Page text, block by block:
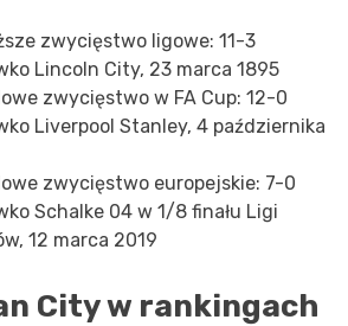
zwycięstwo ligowe: 11-3
Lincoln City, 23 marca 1895
zwycięstwo w FA Cup: 12-0
Liverpool Stanley, 4 października
zwycięstwo europejskie: 7-0
Schalke 04 w 1/8 finału Ligi
12 marca 2019
City w rankingach